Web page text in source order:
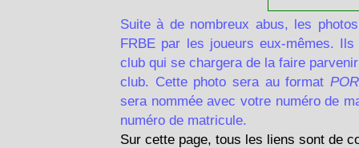
Suite à de nombreux abus, les
FRBE par les joueurs eux-mêmes.
club qui se chargera de la faire
club. Cette photo sera au format
sera nommée avec votre numéro de
numéro de matricule.
Sur cette page, tous les liens sont de